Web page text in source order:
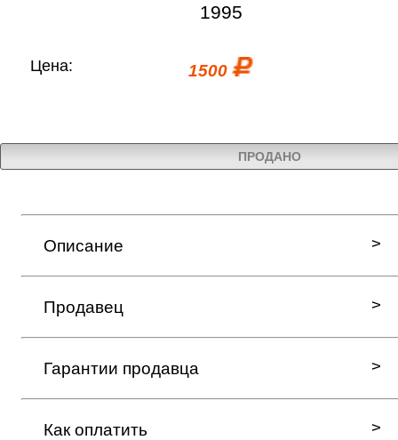
1995
Цена: 1500
ПРОДАНО
Описание
Продавец
Гарантии продавца
Как оплатить